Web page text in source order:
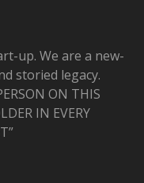
up. We are a new-
storied legacy.
ON THIS
IN EVERY